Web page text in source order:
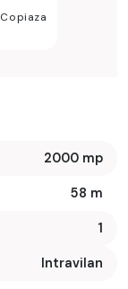
Copiaza
2000 mp
58 m
1
Intravilan